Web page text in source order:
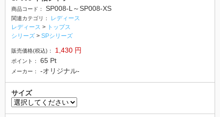
商品コード： SP008-L～SP008-XS
関連カテゴリ：
レディース
レディース > トップス
シリーズ > SPシリーズ
販売価格(税込)： 1,430 円
ポイント： 65 Pt
メーカー： -オリジナル-
サイズ